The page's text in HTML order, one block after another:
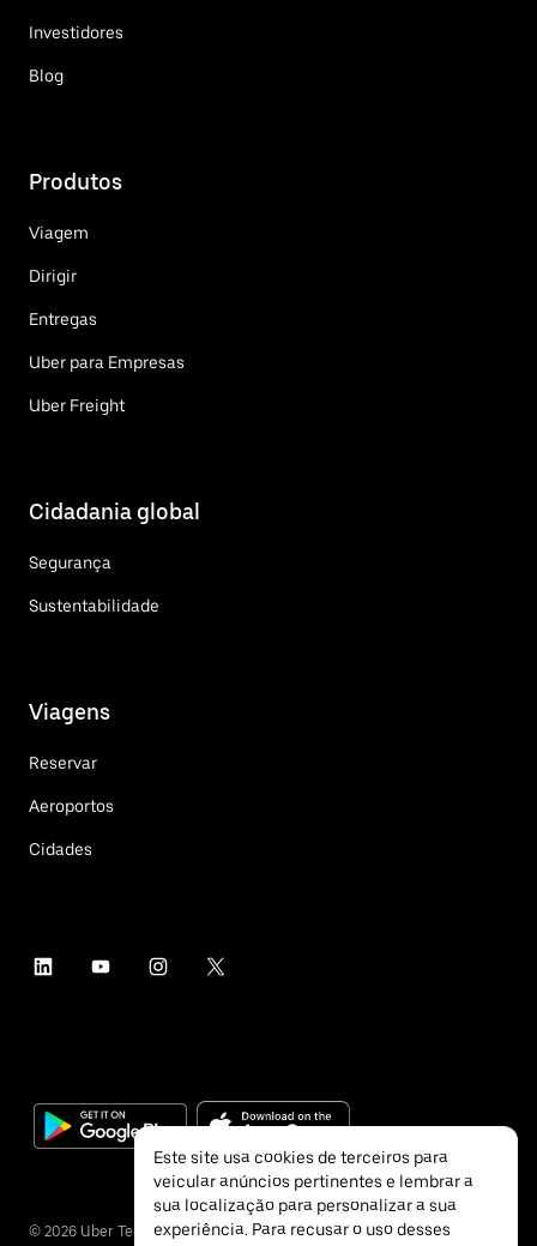
Investidores
Blog
Produtos
Viagem
Dirigir
Entregas
Uber para Empresas
Uber Freight
Cidadania global
Segurança
Sustentabilidade
Viagens
Reservar
Aeroportos
Cidades
© 2026 Uber Technologies Inc.
Este site usa cookies de terceiros para
veicular anúncios pertinentes e lembrar a
sua localização para personalizar a sua
experiência. Para recusar o uso desses